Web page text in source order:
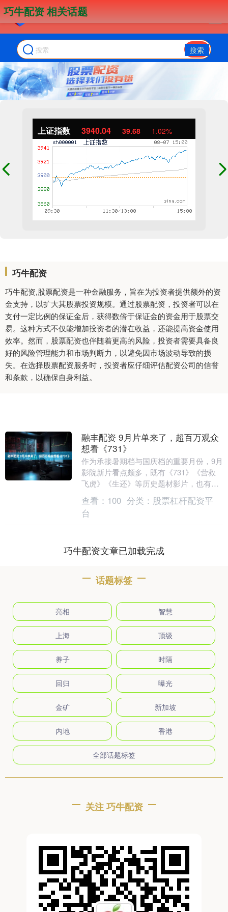
搜索
上证指数 3940.04 39.68 1.02%
巧牛配资
巧牛配资,股票配资是一种金融服务，旨在为投资者提供额外的资
金支持，以扩大其股票投资规模。通过股票配资，投资者可以在
支付一定比例的保证金后，获得数倍于保证金的资金用于股票交
易。这种方式不仅能增加投资者的潜在收益，还能提高资金使用
效率。然而，股票配资也伴随着更高的风险，投资者需要具备良
好的风险管理能力和市场判断力，以避免因市场波动导致的损
失。在选择股票配资服务时，投资者应仔细评估配资公司的信誉
和条款，以确保自身利益。
巧牛配资 相关话题
融丰配资 9月片单来了，超百万观众
想看《731》
作为承接暑期档与国庆档的重要月份，9月
影院新片看点颇多，既有《731》《营救
飞虎》《生还》等历史题材影片，也有
《蛟龙行动》《长空之王》等展现当代新
型军事装备力量....
查看： 100 分类： 股票杠杆配资平
台
巧牛配资文章已加载完成
话题标签
亮相 智慧
上海 顶级
养子 时隔
回归 曝光
金矿 新加坡
内地 香港
全部话题标签
关注 巧牛配资